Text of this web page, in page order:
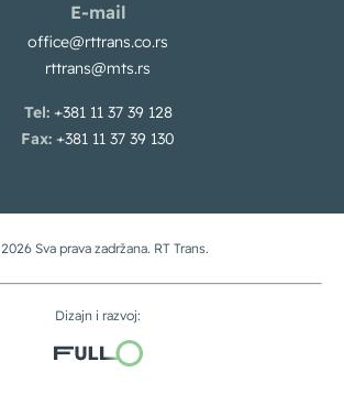
E-mail
office@rttrans.co.rs
rttrans@mts.rs
Tel:+381 11 37 39 128
Fax: +381 11 37 39 130
Sva prava zadržana. RT Trans.
Dizajn i razvoj: